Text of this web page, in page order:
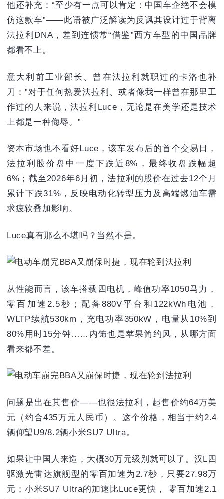
他还补充：“‌至少有一点可以肯定：中国车企绝不会模
仿这款车‌”——此语被广泛解读为‌反讽其设计过于背离
法拉利DNA，差到连惯常“借鉴”西方车型的中国品牌
都看不上‌。
意大利前工业部长、曾在法拉利就职过的卡洛也补
刀：”对于任何热爱法拉利、或者像我一样曾在那里工
作过的人来说，法拉利Luce，无论是在美学还是技术
上都是一种侮辱。”
资本市场也不看好Luce，该车发布后的首个交易日，
法拉利股价盘中一度下跌近8%，最终收盘跌幅超
6%；截至2026年6月初，法拉利的股价在过去12个月
累计下跌‌31%‌，反映电动化转型压力及高端燃油车需
求疲软叠加影响。
Luce真有那么不堪吗？当然不是。
从性能而言，该车搭载四电机，峰值功率1050马力，
零百加速2.5秒；配备880V平台和122kWh电池，
WLTP续航530km，充电功率350kW，电量从10%到
80%用时15分钟……内饰也是苹果简约风，从哪方面
看来都不差。
问题是出在其售价——也很法拉利，起售价约64万美
元（约合435万元人民币）。这个价格，相当于约2.4
辆仰望U9/8.2辆小米SU7 Ultra。
如果让中国人来造，大概30万元级别就可以了。汉L四
驱激光雷达旗舰型的零百加速为2.7秒，只要27.98万
元；小米SU7 Ultra的加速比Luce更快， 零百加速2.1